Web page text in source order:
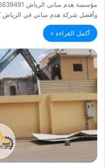
وأفضل شركة هدم مباني في الرياض
أكمل القراءة »